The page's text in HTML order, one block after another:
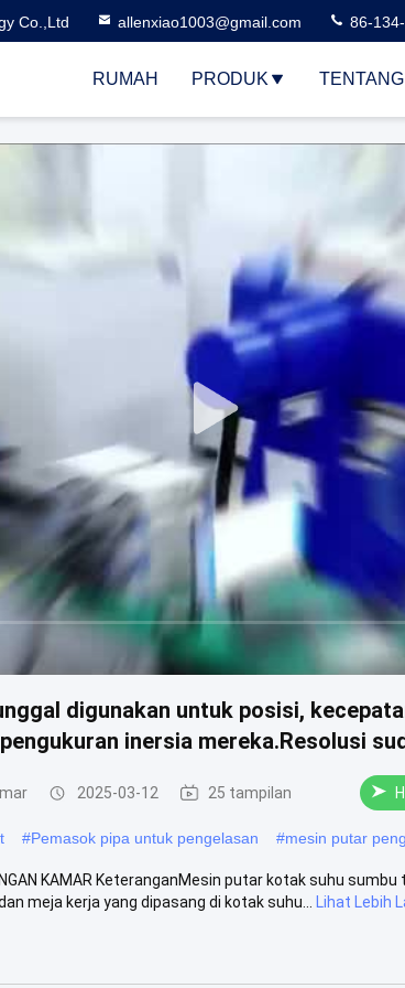
Co.,Ltd allenxiao1003@gmail.com 86-
RUMAH PRODUK
digunakan untuk posisi,
inersia mereka.Resolusi
2025-03-12 25 tampilan
#Pemasok pipa untuk pengelasan #mesin putar
KAMAR KeteranganMesin putar kotak suhu
meja kerja yang dipasang di kotak suhu...
Lihat Lebih